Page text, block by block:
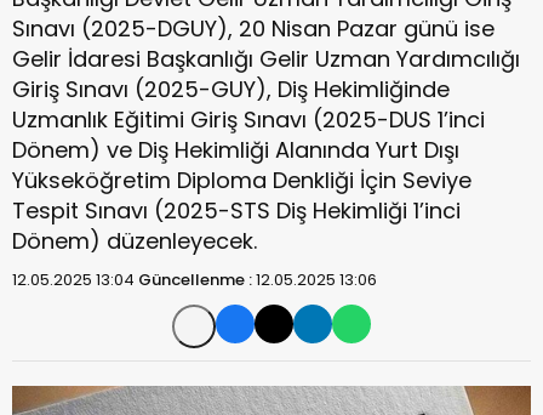
Sınavı (2025-DGUY), 20 Nisan Pazar günü ise
Gelir İdaresi Başkanlığı Gelir Uzman Yardımcılığı
Giriş Sınavı (2025-GUY), Diş Hekimliğinde
Uzmanlık Eğitimi Giriş Sınavı (2025-DUS 1’inci
Dönem) ve Diş Hekimliği Alanında Yurt Dışı
Yükseköğretim Diploma Denkliği İçin Seviye
Tespit Sınavı (2025-STS Diş Hekimliği 1’inci
Dönem) düzenleyecek.
12.05.2025 13:04 Güncellenme :12.05.2025 13:06